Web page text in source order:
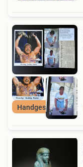
Handgesigneerd!